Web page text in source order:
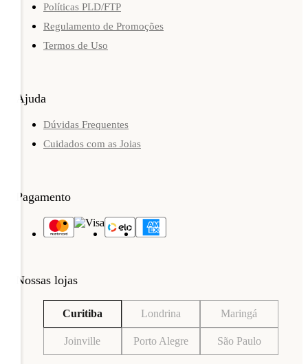
Políticas PLD/FTP
Regulamento de Promoções
Termos de Uso
Ajuda
Dúvidas Frequentes
Cuidados com as Joias
Pagamento
Nossas lojas
Curitiba Londrina Maringá
Joinville Porto Alegre São Paulo